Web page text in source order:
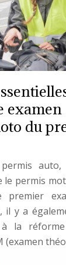
examen
du
auto,
le permis
il y a
à la
(examen